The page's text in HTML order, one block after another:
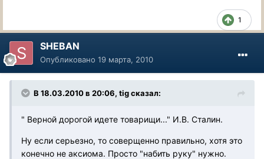
1
SHEBAN
Опубликовано 19 марта, 2010
В 18.03.2010 в 20:06, tig сказал:
" Верной дорогой идете товарищи..." И.В. Сталин.
Ну если серьезно, то соверщенно правильно, хотя это
конечно не аксиома. Просто "набить руку" нужно.